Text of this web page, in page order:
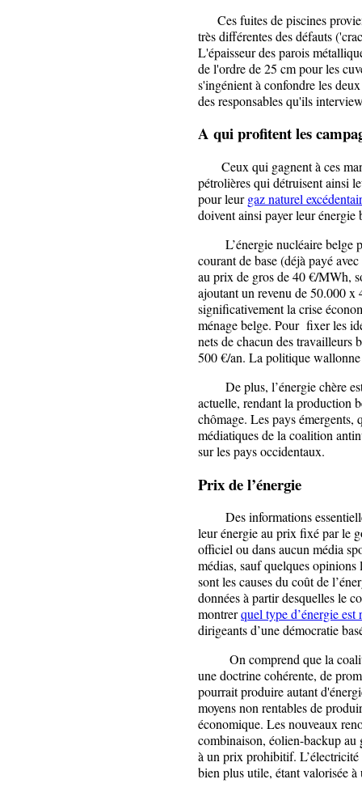
Ces fuites de piscines
très différentes des défauts
L'épaisseur des parois
de l'ordre de 25 cm pour les
s'ingénient à confondre les
des responsables qu'ils
A qui profitent les
Ceux qui gagnent à ces
pétrolières qui détruisent ainsi
pour leurgaz naturel
doivent ainsi payer leur énergie
L’énergie nucléaire belge
courant de base (déjà payé
au prix de gros de 40 €/MWh,
ajoutant un revenu de 50.000
significativement la crise
ménage belge. Pour fixer les
nets de chacun des travailleurs
500 €/an. La politique
De plus, l’énergie chère est
actuelle, rendant la production
chômage. Les pays émergents,
médiatiques de la coalition
sur les pays occidentaux.
Prix de l’énergie
Des informations
leur énergie au prix fixé par le
officiel ou dans aucun média
médias, sauf quelques
sont les causes du coût de
données à partir desquelles le
montrerquel type d’énergie est
dirigeants d’une démocratie
On comprend que la
une doctrine cohérente, de
pourrait produire autant
moyens non rentables de
économique. Les nouveaux
combinaison, éolien-backup au
à un prix prohibitif. L’électricité
bien plus utile, étant valorisée